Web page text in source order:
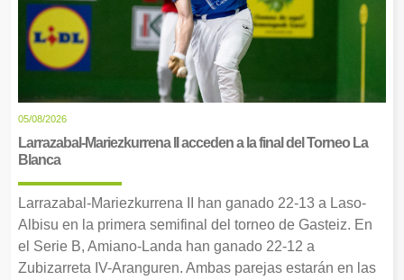
05/08/2026
Larrazabal-Mariezkurrena II acceden a la final del Torneo La
Blanca
Larrazabal-Mariezkurrena II han ganado 22-13 a Laso-
Albisu en la primera semifinal del torneo de Gasteiz. En
el Serie B, Amiano-Landa han ganado 22-12 a
Zubizarreta IV-Aranguren. Ambas parejas estarán en las